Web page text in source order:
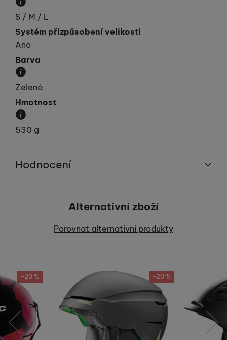
Obvod hlavy v cm.
S / M / L
Systém přizpůsobení velikosti
Ano
Barva
Převládající barva výrobku.
Zelená
Hmotnost
Váha produktu.
530 g
Hodnocení
Recenze
Alternativní zboží
Porovnat alternativní produkty
-20 %
-20 %